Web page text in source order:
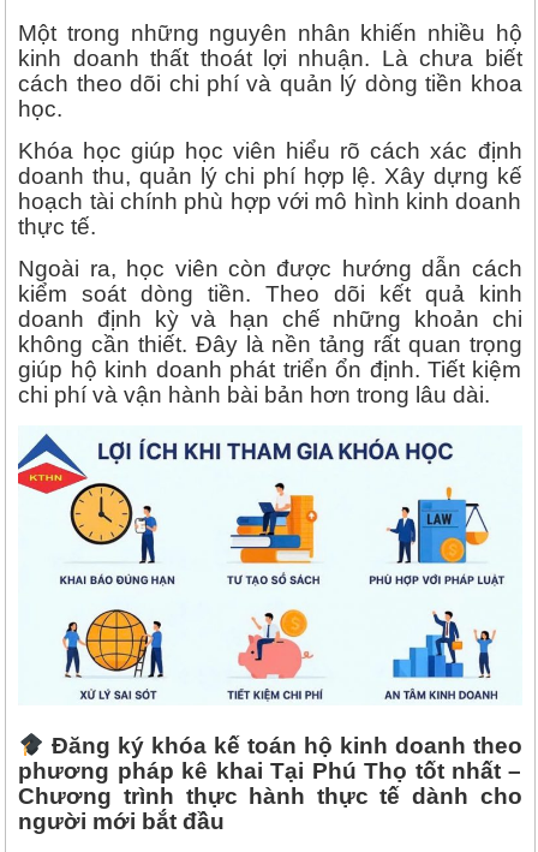
Một trong những nguyên nhân khiến nhiều hộ
kinh doanh thất thoát lợi nhuận. Là chưa biết
cách theo dõi chi phí và quản lý dòng tiền khoa
học.
Khóa học giúp học viên hiểu rõ cách xác định
doanh thu, quản lý chi phí hợp lệ. Xây dựng kế
hoạch tài chính phù hợp với mô hình kinh doanh
thực tế.
Ngoài ra, học viên còn được hướng dẫn cách
kiểm soát dòng tiền. Theo dõi kết quả kinh
doanh định kỳ và hạn chế những khoản chi
không cần thiết. Đây là nền tảng rất quan trọng
giúp hộ kinh doanh phát triển ổn định. Tiết kiệm
chi phí và vận hành bài bản hơn trong lâu dài.
Đăng ký khóa kế toán hộ kinh doanh theo
phương pháp kê khai Tại Phú Thọ tốt nhất –
Chương trình thực hành thực tế dành cho
người mới bắt đầu